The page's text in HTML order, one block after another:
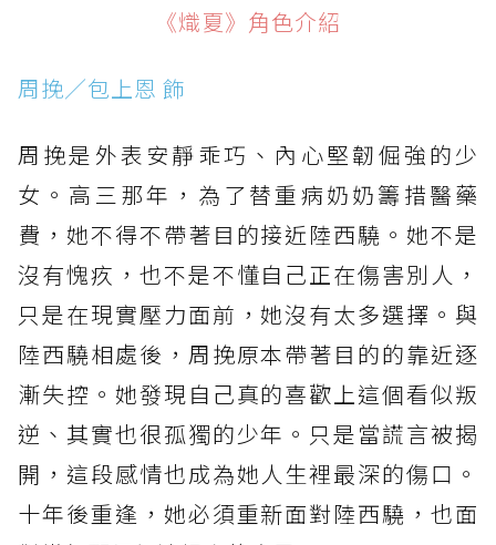
《熾夏》角色介紹
周挽／包上恩 飾
周挽是外表安靜乖巧、內心堅韌倔強的少
女。高三那年，為了替重病奶奶籌措醫藥
費，她不得不帶著目的接近陸西驍。她不是
沒有愧疚，也不是不懂自己正在傷害別人，
只是在現實壓力面前，她沒有太多選擇。與
陸西驍相處後，周挽原本帶著目的的靠近逐
漸失控。她發現自己真的喜歡上這個看似叛
逆、其實也很孤獨的少年。只是當謊言被揭
開，這段感情也成為她人生裡最深的傷口。
十年後重逢，她必須重新面對陸西驍，也面